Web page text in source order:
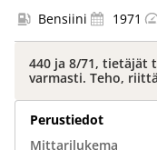
Bensiini 1971
440 ja 8/71, tietäjät
varmasti. Teho,
Perustiedot
Mittarilukema